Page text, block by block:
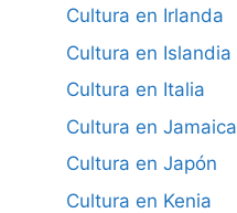
Cultura en Irlanda
Cultura en Islandia
Cultura en Italia
Cultura en Jamaica
Cultura en Japón
Cultura en Kenia